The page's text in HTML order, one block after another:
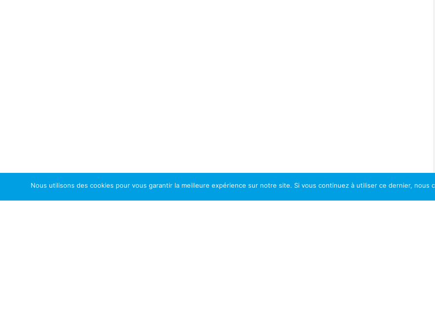
Nous utilisons des cookies pour vous garantir la meilleure expérience sur notre site. Si vous continuez à utiliser ce dernier,